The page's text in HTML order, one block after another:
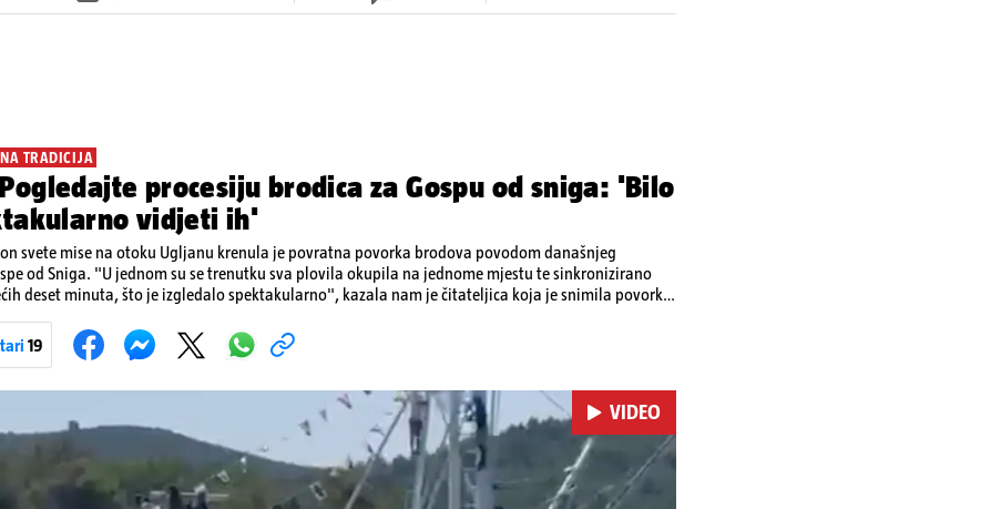
TRADICIJA
procesiju brodica za Gospu od sniga: 'Bilo
vidjeti ih'
svete mise na otoku Ugljanu krenula je povratna povorka brodova povodom današnjeg
od Sniga. "U jednom su se trenutku sva plovila okupila na jednome mjestu te sinkronizirano
deset minuta, što je izgledalo spektakularno", kazala nam je čitateljica koja je snimila povorku.
Na nekim su brodovima bili svirači, što je dodatno pridonijelo živosti prizora. Riječ je o
tradiciji, koja se neprekidno održava od 1514. godine. U sklopu proslave održat će se i
19
VIDEO